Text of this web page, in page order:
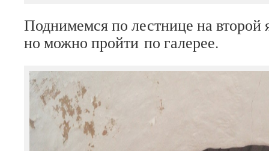
Поднимемся по лестнице на второй
но можно пройти по галерее.